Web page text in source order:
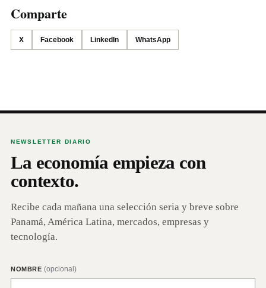
Comparte
X Facebook LinkedIn WhatsApp
NEWSLETTER DIARIO
La economía empieza con
contexto.
Recibe cada mañana una selección seria y breve sobre
Panamá, América Latina, mercados, empresas y
tecnología.
NOMBRE (opcional)